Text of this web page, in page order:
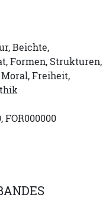
Beichte,
Formen, Strukturen,
Freiheit,
FOR000000